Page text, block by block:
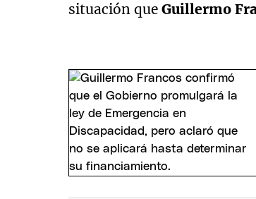
situación queGuillermo